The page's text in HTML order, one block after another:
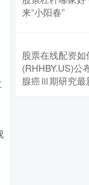
来“小阳春”
股票在线配资如
(RHHBY.US)公
腺癌Ⅲ期研究最